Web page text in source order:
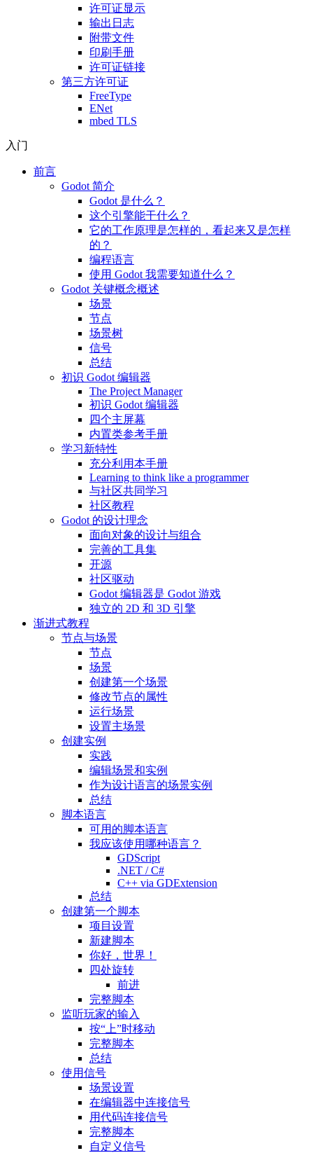
许可证显示
输出日志
附带文件
印刷手册
许可证链接
第三方许可证
FreeType
ENet
mbed TLS
入门
前言
Godot 简介
Godot 是什么？
这个引擎能干什么？
它的工作原理是怎样的，看起来又是怎样
的？
编程语言
使用 Godot 我需要知道什么？
Godot 关键概念概述
场景
节点
场景树
信号
总结
初识 Godot 编辑器
The Project Manager
初识 Godot 编辑器
四个主屏幕
内置类参考手册
学习新特性
充分利用本手册
Learning to think like a programmer
与社区共同学习
社区教程
Godot 的设计理念
面向对象的设计与组合
完善的工具集
开源
社区驱动
Godot 编辑器是 Godot 游戏
独立的 2D 和 3D 引擎
渐进式教程
节点与场景
节点
场景
创建第一个场景
修改节点的属性
运行场景
设置主场景
创建实例
实践
编辑场景和实例
作为设计语言的场景实例
总结
脚本语言
可用的脚本语言
我应该使用哪种语言？
GDScript
.NET / C#
C++ via GDExtension
总结
创建第一个脚本
项目设置
新建脚本
你好，世界！
四处旋转
前进
完整脚本
监听玩家的输入
按“上”时移动
完整脚本
总结
使用信号
场景设置
在编辑器中连接信号
用代码连接信号
完整脚本
自定义信号